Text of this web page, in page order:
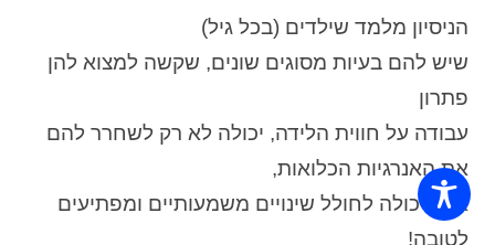
הניסיון מלמד שילדים (בכל גיל)
שיש להם בעיות מסוגים שונים, שקשה למצוא להן
פתרון
עבודה על חווית הלידה, יכולה לא רק לשחרר להם
את האנרגיות הכלואות,
אלא יכולה לחולל שינויים משמעותיים ומפתיעים
לטובה!